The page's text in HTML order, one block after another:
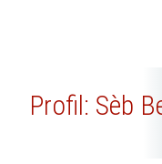
Profil: Sèb